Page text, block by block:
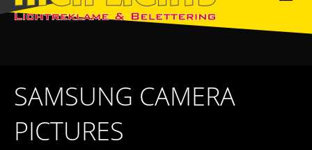
e
u
SAMSUNG CAMERA
PICTURES